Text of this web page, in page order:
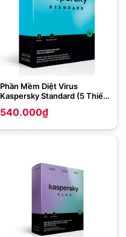
Phần Mềm Diệt Virus
Kaspersky Standard (5 Thiết
540.000₫